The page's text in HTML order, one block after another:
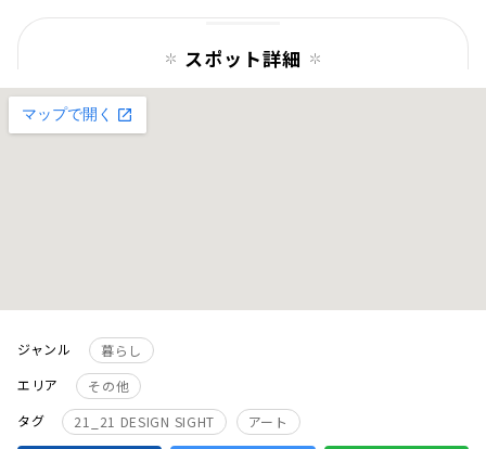
スポット詳細
ジャンル
暮らし
エリア
その他
タグ
21_21 DESIGN SIGHT アート